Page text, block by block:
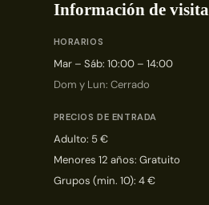
Información de visita
HORARIOS
Mar – Sáb: 10:00 – 14:00
Dom y Lun: Cerrado
PRECIOS DE ENTRADA
Adulto: 5 €
Menores 12 años: Gratuito
Grupos (min. 10): 4 €